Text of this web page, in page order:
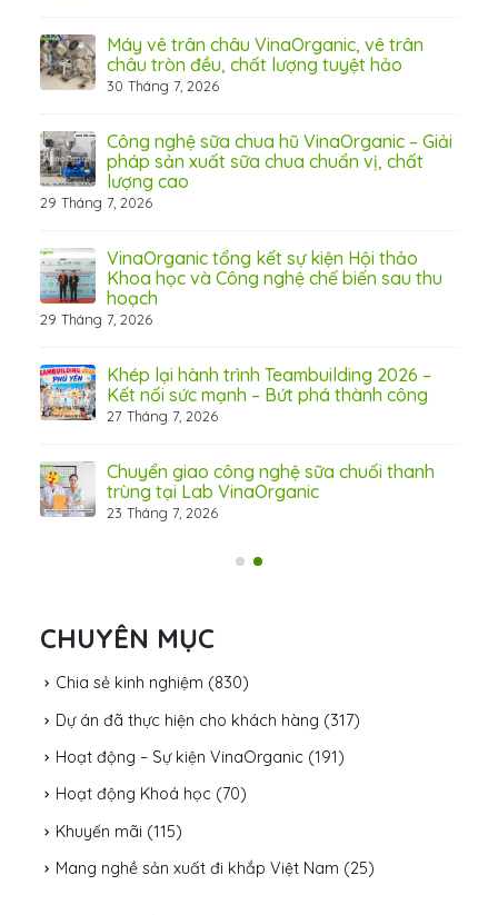
Máy vê trân châu VinaOrganic, vê trân
châu tròn đều, chất lượng tuyệt hảo
30 Tháng 7, 2026
Công nghệ sữa chua hũ VinaOrganic – Giải
pháp sản xuất sữa chua chuẩn vị, chất
lượng cao
29 Tháng 7, 2026
VinaOrganic tổng kết sự kiện Hội thảo
Khoa học và Công nghệ chế biến sau thu
hoạch
29 Tháng 7, 2026
Khép lại hành trình Teambuilding 2026 –
Kết nối sức mạnh – Bứt phá thành công
27 Tháng 7, 2026
Chuyển giao công nghệ sữa chuối thanh
trùng tại Lab VinaOrganic
23 Tháng 7, 2026
CHUYÊN MỤC
Chia sẻ kinh nghiệm (830)
Dự án đã thực hiện cho khách hàng (317)
Hoạt động – Sự kiện VinaOrganic (191)
Hoạt động Khoá học (70)
Khuyến mãi (115)
Mang nghề sản xuất đi khắp Việt Nam (25)